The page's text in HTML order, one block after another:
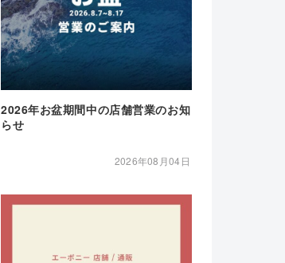
2026年お盆期間中の店舗営業のお知
らせ
2026年08月04日